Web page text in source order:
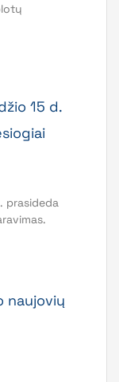
15 d.
prasideda
naujovių